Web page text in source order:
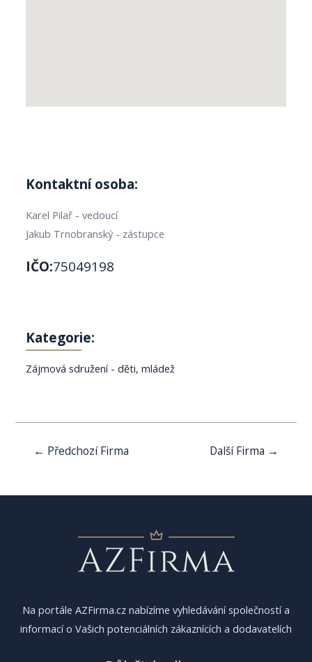
Kontaktní osoba:
Karel Pilař - vedoucí
Jakub Trnobranský - zástupce
IČO:75049198
Kategorie:
Zájmová sdružení - děti, mládež
Navigace
← Předchozí Firma Další Firma →
Na portále AZFirma.cz nabízíme vyhledávání společností a
informací o Vašich potenciálních zákaznících a dodavatelích